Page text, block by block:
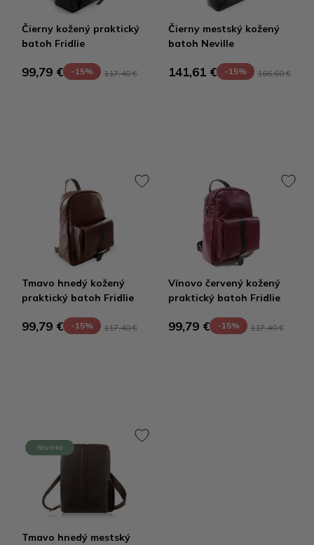
Čierny kožený praktický
batoh Fridlie
99,79 € -15% 117,40 €
Čierny mestský kožený
batoh Neville
141,61 € -15% 166,60 €
Tmavo hnedý kožený
praktický batoh Fridlie
99,79 € -15% 117,40 €
Vínovo červený kožený
praktický batoh Fridlie
99,79 € -15% 117,40 €
Novinka
Tmavo hnedý mestský